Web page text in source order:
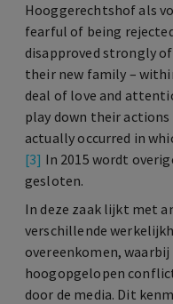
Hooggerechtshof als
fearful of being
disapproved strongly
their new family –
deal of love and
play down their
actually occurred in
[3] In 2015 wordt
gesloten.
In deze zaak lijkt met
verschillende
overeenkomen,
hoogopgelopen
door de media. Dit